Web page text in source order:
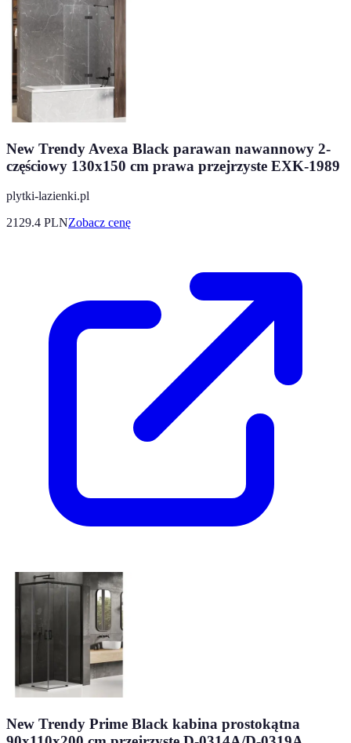
New Trendy Avexa Black parawan nawannowy 2-
częściowy 130x150 cm prawa przejrzyste EXK-1989
plytki-lazienki.pl
2129.4 PLNZobacz cenę
New Trendy Prime Black kabina prostokątna